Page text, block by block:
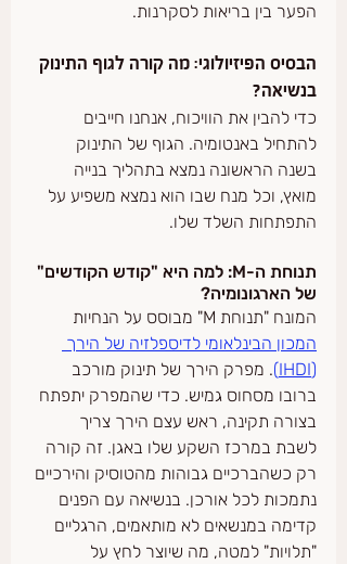
הפער בין בריאות לסקרנות.
הבסיס הפיזיולוגי: מה קורה לגוף התינוק
בנשיאה?
כדי להבין את הוויכוח, אנחנו חייבים
להתחיל באנטומיה. הגוף של התינוק
בשנה הראשונה נמצא בתהליך בנייה
מואץ, וכל מנח שבו הוא נמצא משפיע על
התפתחות השלד שלו.
תנוחת ה-M: למה היא "קודש הקודשים"
של הארגונומיה?
המונח "תנוחת M" מבוסס על הנחיות
המכון הבינלאומי לדיספלזיה של הירך
(IHDI)
. מפרק הירך של תינוק מורכב
ברובו מסחוס גמיש. כדי שהמפרק יתפתח
בצורה תקינה, ראש עצם הירך צריך
לשבת במרכז השקע שלו באגן. זה קורה
רק כשהברכיים גבוהות מהטוסיק והירכיים
נתמכות לכל אורכן. בנשיאה עם הפנים
קדימה במנשאים לא מותאמים, הרגליים
"תלויות" למטה, מה שיוצר לחץ על